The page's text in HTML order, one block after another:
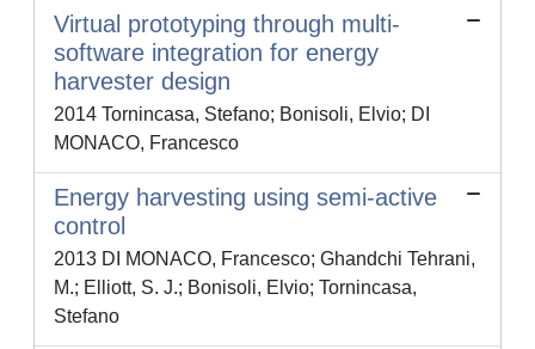
Virtual prototyping through multi-
software integration for energy
harvester design
2014 Tornincasa, Stefano; Bonisoli, Elvio; DI
MONACO, Francesco
Energy harvesting using semi-active
control
2013 DI MONACO, Francesco; Ghandchi Tehrani,
M.; Elliott, S. J.; Bonisoli, Elvio; Tornincasa,
Stefano